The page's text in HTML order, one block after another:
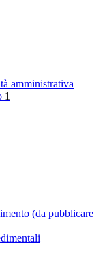
amministrativa
1
(da pubblicare